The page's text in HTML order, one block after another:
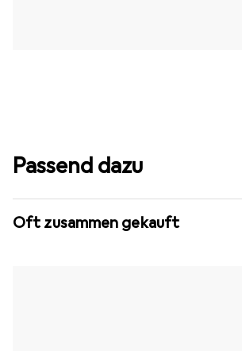
Passend dazu
Oft zusammen gekauft